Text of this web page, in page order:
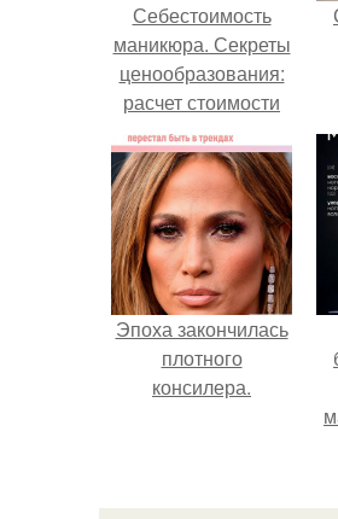
Себестоимость
маникюра. Секреты
ценообразования:
расчет стоимости
услуг (Beautyday.
Эпоха закончилась
плотного
консилера.